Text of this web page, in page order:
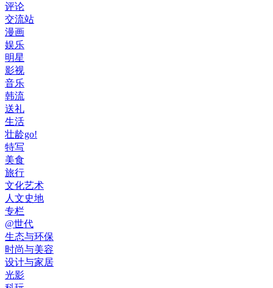
评论
交流站
漫画
娱乐
明星
影视
音乐
韩流
送礼
生活
壮龄go!
特写
美食
旅行
文化艺术
人文史地
专栏
@世代
生态与环保
时尚与美容
设计与家居
光影